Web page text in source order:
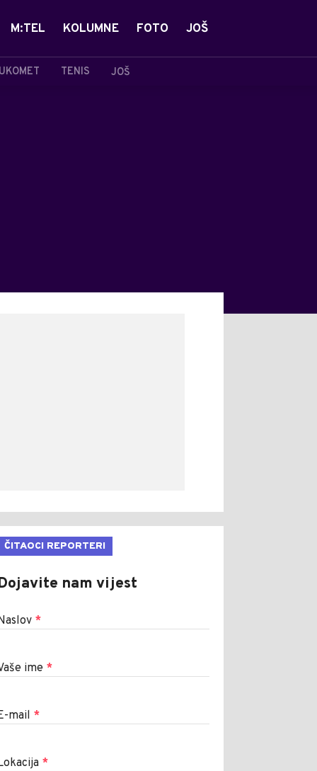
TENIS JOŠ
M:TEL KOLUMNE FOTO JOŠ
ČITAOCI REPORTERI
nam vijest
*
ime *
mail *
*